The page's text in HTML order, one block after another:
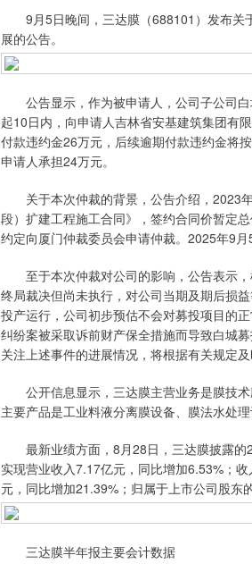
9月5日晚间，三达膜（688101）发布关
展的公告。
公告显示，作为被申请人，公司子公司白
起10日内，向申请人吉林省安基建筑集团有
付款违约金26万元，后续逾期付款违约金将
申请人承担24万元。
关于本次仲裁的背景，公告介绍，2023年
段）扩建工程施工合同》，签约合同价暂定
约定向厦门仲裁委员会申请仲裁。2025年9
至于本次仲裁对公司的影响，公告表示，
终局裁决但尚未执行，对公司当期及期后损
投产运行，公司初步预估不会对募投项目的
纠纷案被采取诉前财产保全措施而导致白城
关注上述事件的进展情况，将根据有关规定
公开信息显示，三达膜主营业务是膜技术
主要产品是工业料液分离膜设备、膜法水处
最新业绩方面，8月28日，三达膜披露的
实现营业收入7.17亿元，同比增加6.53%；
元，同比增加21.39%；归属于上市公司股东
三达膜半年报主要会计数据